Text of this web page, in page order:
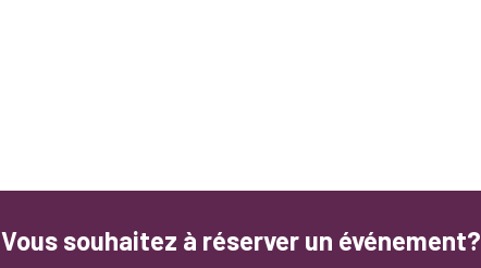
Vous souhaitez à réserver un événement?